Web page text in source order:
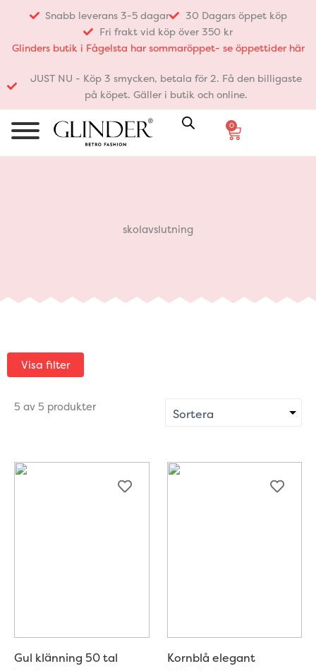
innehåll
Snabb leverans 3-5 dagar
30 Dagars öppet köp
Fri frakt vid köp över 350 kr
Glinders butik i Fågelsta har sommaröppet- se öppettider här
JUST NU - Köp 3 smycken, betala för 2. Få den billigaste
på köpet. Gäller i butik och online.
0
Varukorg
skolavslutning
Visa filter
5 av 5 produkter
Gul klänning 50 tal
Kornblå elegant